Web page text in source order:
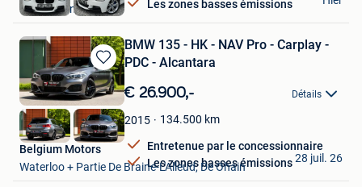
Les zones basses émissions
Quaregnon
Sauvegarder
dans
Mes
Favoris
BMW 135 - HK - NAV Pro - Carplay -
PDC - Alcantara
€ 26.900,- Détails
2015 134.500 km
Entretenue par le concessionnaire
Les zones basses émissions
Belgium Motors
Waterloo + Partie De Braine-L'Alleud, De Ohain
28 juil. 26